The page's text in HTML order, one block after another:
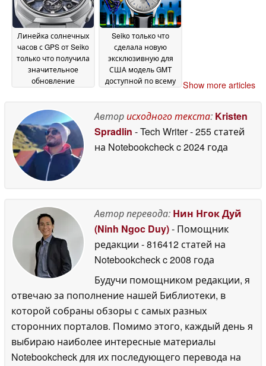
Линейка солнечных
часов с GPS от Seiko
только что получила
значительное
обновление
Seiko только что
сделала новую
эксклюзивную для
США модель GMT
доступной по всему
Show more articles
Авторисходного текста: Kristen
Spradlin - Tech Writer- 255 статей
на Notebookcheckc 2024 года
Автор перевода: Нин Нгок Дуй
(Ninh Ngoc Duy)- Помощник
редакции - 816412 статей на
Notebookcheckc 2008 года
Будучи помощником редакции, я
отвечаю за пополнение нашей Библиотеки, в
которой собраны обзоры с самых разных
сторонних порталов. Помимо этого, каждый день я
выбираю наиболее интересные материалы
Notebookcheck для их последующего перевода на